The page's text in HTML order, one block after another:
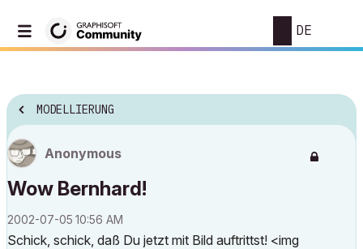
DE
MODELLIERUNG
Anonymous
Wow Bernhard!
‎2002-07-05 10:56 AM
Schick, schick, daß Du jetzt mit Bild auftrittst! <img